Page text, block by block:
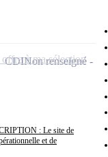
: Le site de
et de
CDINon renseigné
à ma sélection